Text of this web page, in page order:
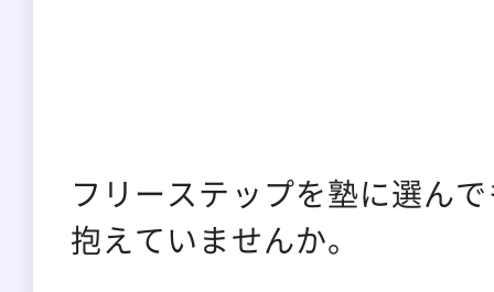
フリーステップを塾に選ん
抱えていませんか。